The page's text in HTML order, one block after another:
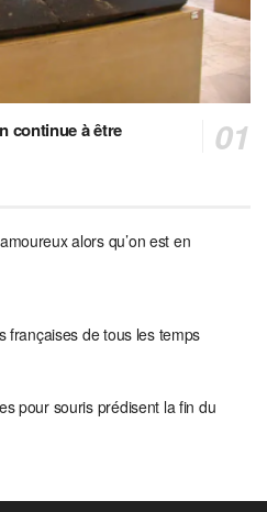
continue à être
alors qu’on est en
françaises de tous les temps
pour souris prédisent la fin du